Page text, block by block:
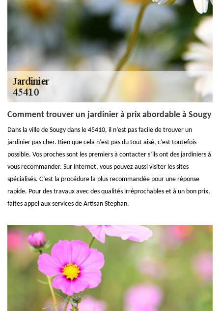
Comment trouver un jardinier à prix abordable à Sougy
Dans la ville de Sougy dans le 45410, il n’est pas facile de trouver un
jardinier pas cher. Bien que cela n’est pas du tout aisé, c’est toutefois
possible. Vos proches sont les premiers à contacter s’ils ont des jardiniers à
vous recommander. Sur internet, vous pouvez aussi visiter les sites
spécialisés. C’est la procédure la plus recommandée pour une réponse
rapide. Pour des travaux avec des qualités irréprochables et à un bon prix,
faites appel aux services de Artisan Stephan.